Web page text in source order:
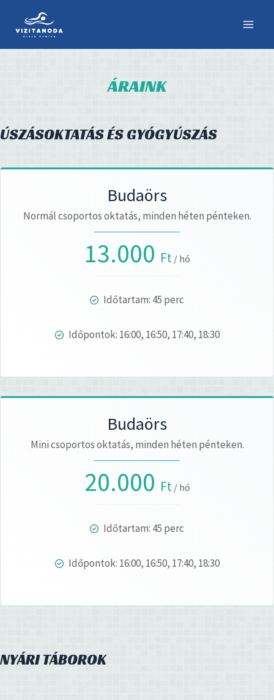
content
ÁRAINK
ÚSZÁSOKTATÁS ÉS GYÓGYÚSZÁS
Budaörs
Normál csoportos oktatás, minden héten pénteken.
13.000 Ft/ hó
Időtartam: 45 perc
Időpontok: 16:00, 16:50, 17:40, 18:30
Budaörs
Mini csoportos oktatás, minden héten pénteken.
20.000 Ft/ hó
Időtartam: 45 perc
Időpontok: 16:00, 16:50, 17:40, 18:30
NYÁRI TÁBOROK